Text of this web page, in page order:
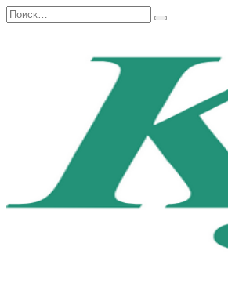
Перейти
к
Search
for: